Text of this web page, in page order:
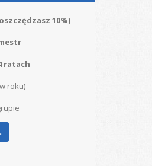
10%)
ratach
roku)